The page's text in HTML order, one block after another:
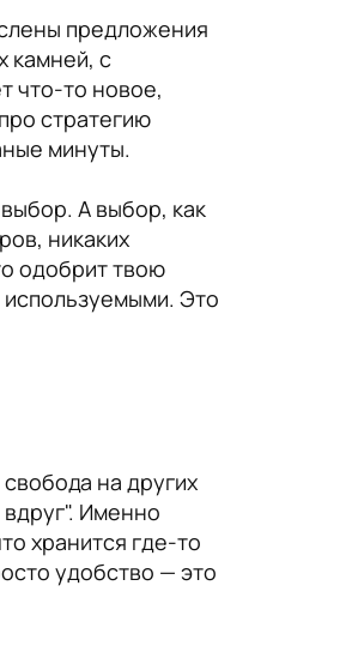
предложения
камней, с
что-то новое,
стратегию
минуты.
А выбор, как
никаких
одобрит твою
Это
на других
Именно
хранится где-то
удобство — это